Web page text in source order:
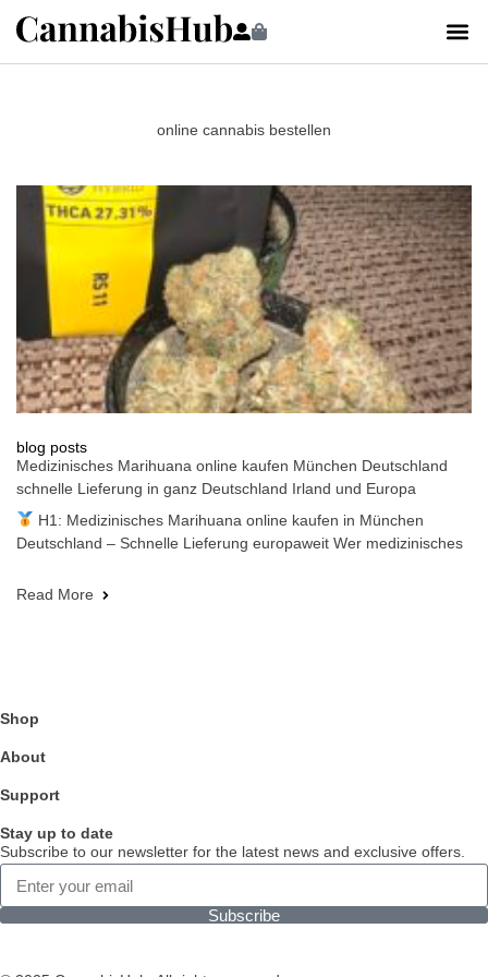
online cannabis bestellen
blog posts
Medizinisches Marihuana online kaufen München Deutschland
schnelle Lieferung in ganz Deutschland Irland und Europa
H1: Medizinisches Marihuana online kaufen in München
Deutschland – Schnelle Lieferung europaweit Wer medizinisches
Read More
Shop
About
Support
Stay up to date
Subscribe to our newsletter for the latest news and exclusive offers.
Subscribe